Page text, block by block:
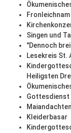
Singen und
"Dennoch
Lesekreis St.
Heiligsten
Gottesdienst
Maiandachten
Kleiderbasar